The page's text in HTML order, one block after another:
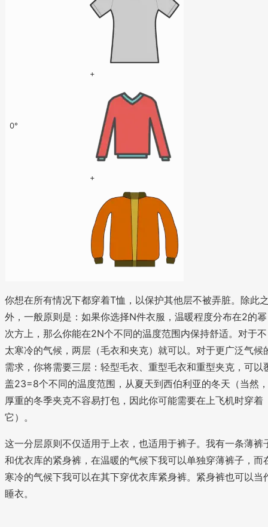
0°
+
+
你想在所有情况下都穿着T恤，以保护其他层不被弄脏。除此
外，一般原则是：如果你选择N件衣服，温暖程度分布在2的幂
次方上，那么你能在2N个不同的温度范围内保持舒适。对于不
太寒冷的气候，两层（毛衣和夹克）就可以。对于更广泛气候
需求，你将需要三层：轻型毛衣、重型毛衣和重型夹克，可以
盖23=8个不同的温度范围，从夏天到西伯利亚的冬天（当然，
厚重的冬季夹克不容易打包，因此你可能需要在上飞机时穿着
它）。
这一分层原则不仅适用于上衣，也适用于裤子。我有一条薄裤
和优衣库的紧身裤，在温暖的气候下我可以单独穿薄裤子，而
寒冷的气候下我可以在其下穿优衣库紧身裤。紧身裤也可以当
睡衣。